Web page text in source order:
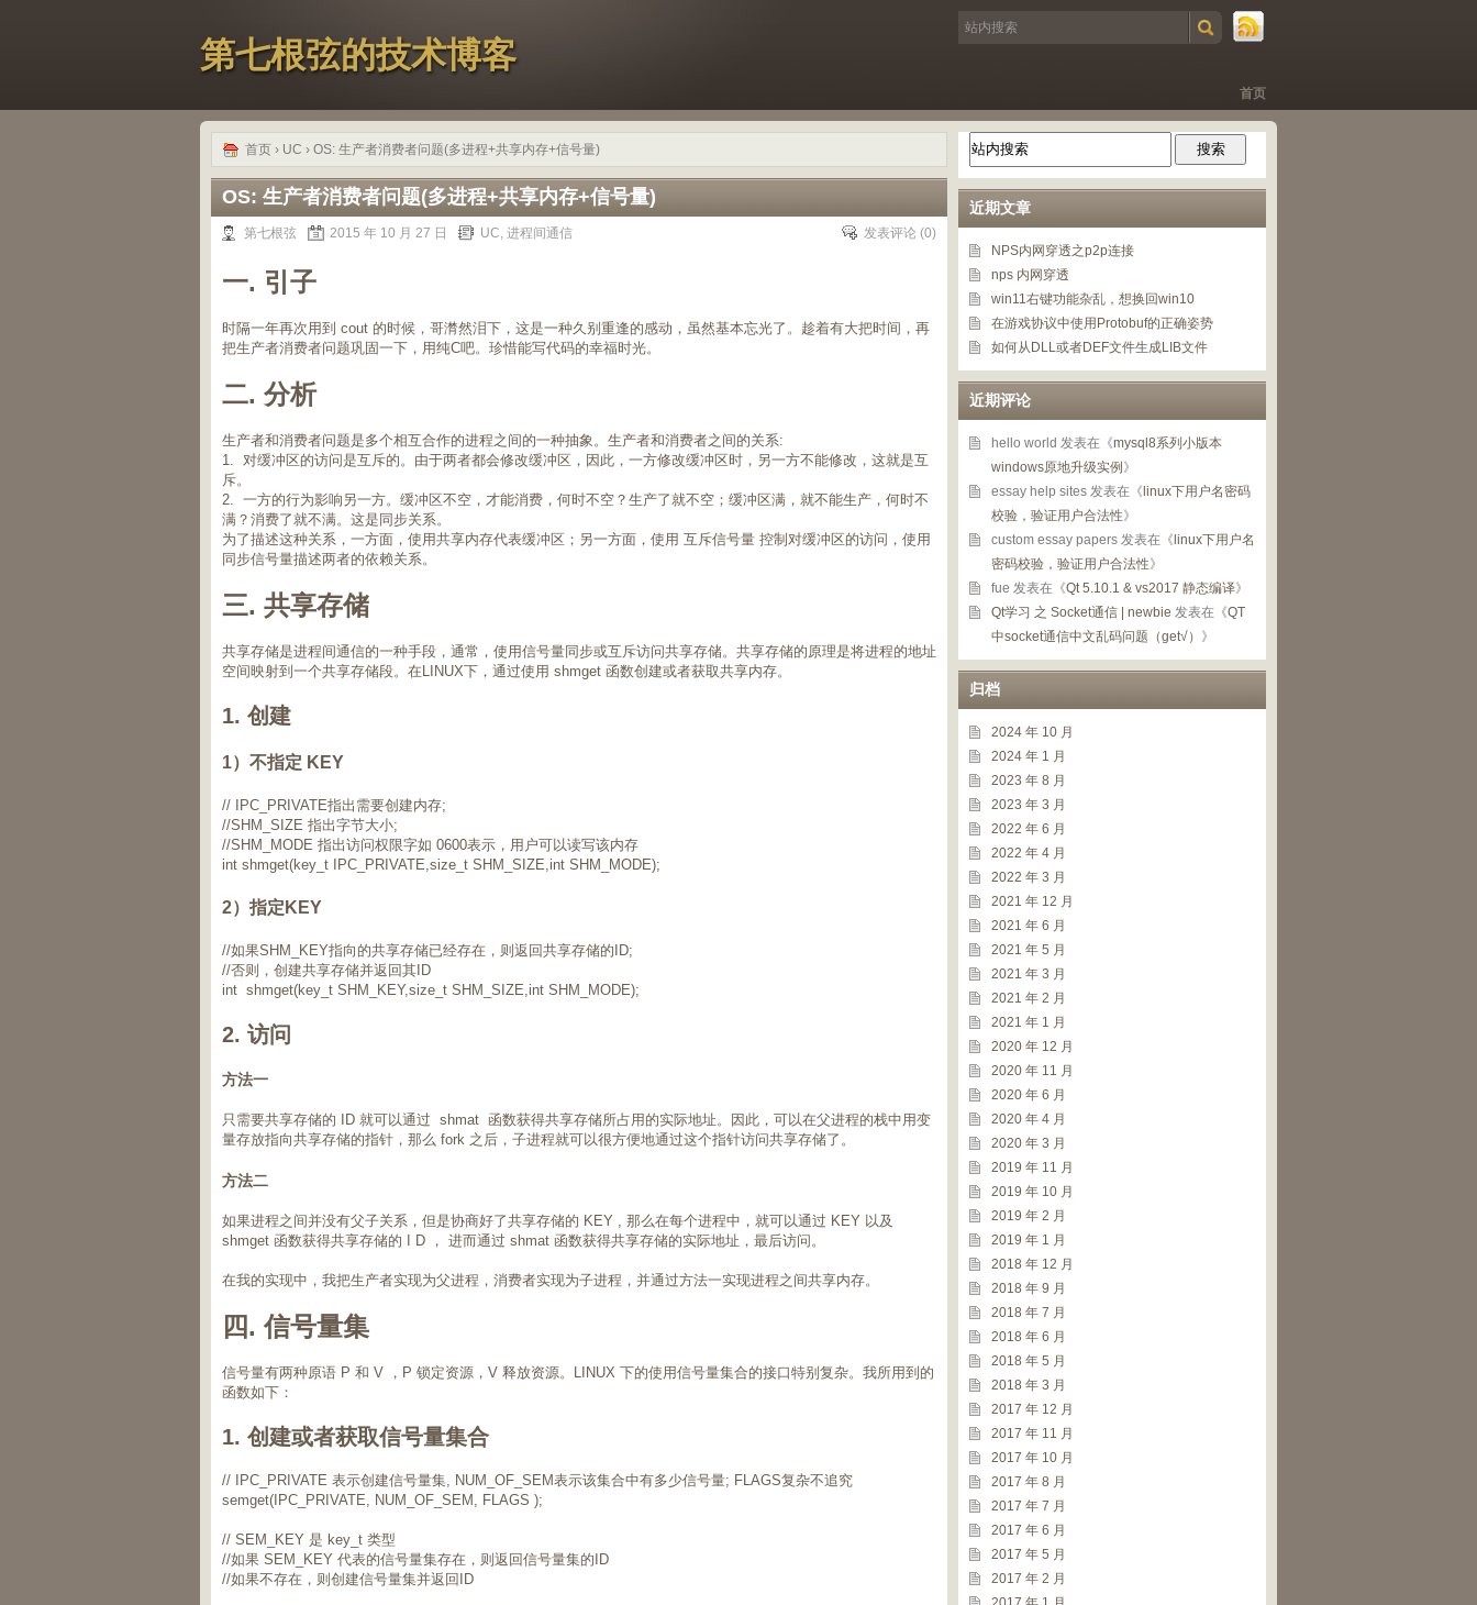
第七根弦的技术博客
首页
首页 › UC › OS: 生产者消费者问题(多进程+共享内存+信号量)
OS: 生产者消费者问题(多进程+共享内存+信号量)
第七根弦 2015 年 10 月 27 日 UC, 进程间通信 发表评论 (0)
一. 引子
时隔一年再次用到 cout 的时候，哥潸然泪下，这是一种久别重逢的感动，虽然基本忘光了。趁着有大把时间，再
把生产者消费者问题巩固一下，用纯C吧。珍惜能写代码的幸福时光。
二. 分析
生产者和消费者问题是多个相互合作的进程之间的一种抽象。生产者和消费者之间的关系:
1. 对缓冲区的访问是互斥的。由于两者都会修改缓冲区，因此，一方修改缓冲区时，另一方不能修改，这就是互
斥。
2. 一方的行为影响另一方。缓冲区不空，才能消费，何时不空？生产了就不空；缓冲区满，就不能生产，何时不
满？消费了就不满。这是同步关系。
为了描述这种关系，一方面，使用共享内存代表缓冲区；另一方面，使用 互斥信号量 控制对缓冲区的访问，使用
同步信号量描述两者的依赖关系。
三. 共享存储
共享存储是进程间通信的一种手段，通常，使用信号量同步或互斥访问共享存储。共享存储的原理是将进程的地址
空间映射到一个共享存储段。在LINUX下，通过使用 shmget 函数创建或者获取共享内存。
1. 创建
1）不指定 KEY
// IPC_PRIVATE指出需要创建内存;
//SHM_SIZE 指出字节大小;
//SHM_MODE 指出访问权限字如 0600表示，用户可以读写该内存
int shmget(key_t IPC_PRIVATE,size_t SHM_SIZE,int SHM_MODE);
2）指定KEY
//如果SHM_KEY指向的共享存储已经存在，则返回共享存储的ID;
//否则，创建共享存储并返回其ID
int shmget(key_t SHM_KEY,size_t SHM_SIZE,int SHM_MODE);
2. 访问
方法一
只需要共享存储的 ID 就可以通过 shmat 函数获得共享存储所占用的实际地址。因此，可以在父进程的栈中用变
量存放指向共享存储的指针，那么 fork 之后，子进程就可以很方便地通过这个指针访问共享存储了。
方法二
如果进程之间并没有父子关系，但是协商好了共享存储的 KEY , 那么在每个进程中，就可以通过 KEY 以及
shmget 函数获得共享存储的 I D ， 进而通过 shmat 函数获得共享存储的实际地址，最后访问。
在我的实现中，我把生产者实现为父进程，消费者实现为子进程，并通过方法一实现进程之间共享内存。
四. 信号量集
信号量有两种原语 P 和 V ，P 锁定资源，V 释放资源。LINUX 下的使用信号量集合的接口特别复杂。我所用到的
函数如下：
1. 创建或者获取信号量集合
// IPC_PRIVATE 表示创建信号量集, NUM_OF_SEM表示该集合中有多少信号量; FLAGS复杂不追究
semget(IPC_PRIVATE, NUM_OF_SEM, FLAGS );
// SEM_KEY 是 key_t 类型
//如果 SEM_KEY 代表的信号量集存在，则返回信号量集的ID
//如果不存在，则创建信号量集并返回ID
近期文章
NPS内网穿透之p2p连接
nps 内网穿透
win11右键功能杂乱，想换回win10
在游戏协议中使用Protobuf的正确姿势
如何从DLL或者DEF文件生成LIB文件
近期评论
hello world 发表在《mysql8系列小版本
windows原地升级实例 》
essay help sites 发表在《 linux下用户名密码
校验，验证用户合法性》
custom essay papers 发表在《 linux下用户名
密码校验，验证用户合法性》
fue 发表在《Qt 5.10.1 & vs2017 静态编译》
Qt学习 之 Socket通信 | newbie 发表在《QT
中socket通信中文乱码问题（get√） 》
归档
2024 年 10 月
2024 年 1 月
2023 年 8 月
2023 年 3 月
2022 年 6 月
2022 年 4 月
2022 年 3 月
2021 年 12 月
2021 年 6 月
2021 年 5 月
2021 年 3 月
2021 年 2 月
2021 年 1 月
2020 年 12 月
2020 年 11 月
2020 年 6 月
2020 年 4 月
2020 年 3 月
2019 年 11 月
2019 年 10 月
2019 年 2 月
2019 年 1 月
2018 年 12 月
2018 年 9 月
2018 年 7 月
2018 年 6 月
2018 年 5 月
2018 年 3 月
2017 年 12 月
2017 年 11 月
2017 年 10 月
2017 年 8 月
2017 年 7 月
2017 年 6 月
2017 年 5 月
2017 年 2 月